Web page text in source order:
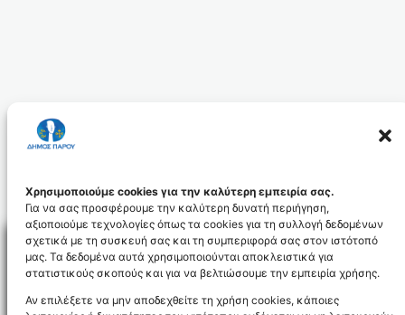
Χρησιμοποιούμε cookies για την καλύτερη εμπειρία σας.
Για να σας προσφέρουμε την καλύτερη δυνατή περιήγηση,
αξιοποιούμε τεχνολογίες όπως τα cookies για τη συλλογή δεδομένων
σχετικά με τη συσκευή σας και τη συμπεριφορά σας στον ιστότοπό
μας. Τα δεδομένα αυτά χρησιμοποιούνται αποκλειστικά για
στατιστικούς σκοπούς και για να βελτιώσουμε την εμπειρία χρήσης.
Αν επιλέξετε να μην αποδεχθείτε τη χρήση cookies, κάποιες